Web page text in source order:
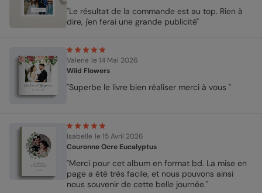
"Le résultat de la commande est au top. Rien à
dire, j'en ferai une grande publicité"
Valerie le 14 Mai 2026
Wild Flowers
"Superbe le livre bien réaliser merci à vous "
Isabelle le 15 Avril 2026
Couronne Ocre Eucalyptus
"Merci pour cet album en format bd. La mise en
page a été très facile, et nous pouvons ainsi
nous souvenir de cette belle journée."